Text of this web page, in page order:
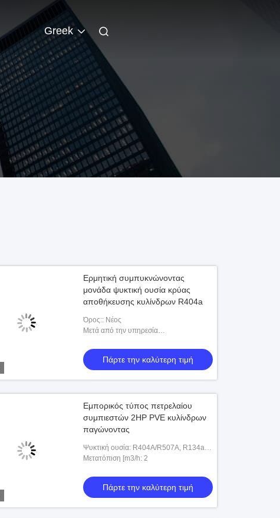
Greek
Ερμητική συμπυκνώνοντας
μονάδα ψυκτική ουσία κρύας
αποθήκευσης κυλίνδρων R404a
Όρος:: Νέος
Μετά από την υπηρεσία
υποστήριξη
Πάρτε την καλύτερη τιμή
Εμπορικός τύπος πετρελαίου
συμπιεστών 2HP PVE κυλίνδρων
παγώνοντας
Ψυκτική ουσία: R404A/R507A, R134a,
R22
Μετατόπιση [m3/h: 2
Πάρτε την καλύτερη τιμή